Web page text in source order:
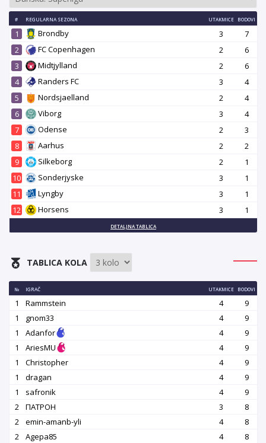
# REGULARNA SEZONA UTAKMICE BODOVI
1 Brondby 3
7
2
FC Copenhagen 2
6
3
Midtjylland 2
6
4
Randers FC 3
4
5
Nordsjaelland 2
4
6
Viborg 3
4
7
Odense 2
3
8
Aarhus 2
2
9
Silkeborg 2
1
10
Sonderjyske 3
1
11
Lyngby 3
1
12
Horsens 3 1
DETALJNA TABLICA
TABLICA KOLA
№ IGRAČ UTAKMICE BODOVI
1 Rammstein 4
9
1
gnom33 4
9
1
Adanfor 4
9
1
AriesMU 4
9
1
Christopher 4
9
1
dragan 4
9
1
safronik 4
9
2
ПАТРОН 3
8
2
emin-amanb-yli 4
8
2
Agepa85 4
8